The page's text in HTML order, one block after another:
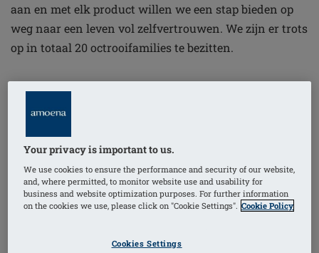
aan en met elk product willen we een stap bieden op
weg naar een leven vol zelfvertrouwen. We zijn er trots
op in totaal 20 octrooifamilies te bezitten.
Your privacy is important to us.
We use cookies to ensure the performance and security of our website,
and, where permitted, to monitor website use and usability for
business and website optimization purposes. For further information
on the cookies we use, please click on "Cookie Settings". Cookie Policy
Cookies Settings